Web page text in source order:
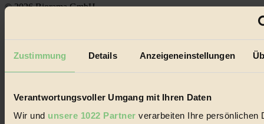
Zustimmung Details Anzeigeneinstellungen
Verantwortungsvoller Umgang mit Ihren Daten
Wir und unsere 1022 Partner verarbeiten Ihre persönlichen
© 2026 Biorama GmbH
Datenschutz
Handels mit Bioprodukten, des Fair-Trade sowie der Branche
alternativer Energien.